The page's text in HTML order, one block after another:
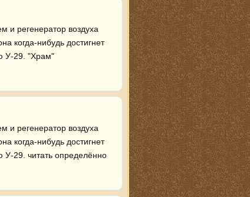
и регенератор воздуха
когда-нибудь достигнет
У-29. "Храм"
и регенератор воздуха
когда-нибудь достигнет
У-29. читать определённо